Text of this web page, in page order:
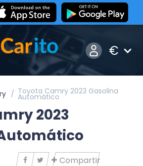
€
Toyota Camry 2023 Gasolina
Automático
2023
Compartir